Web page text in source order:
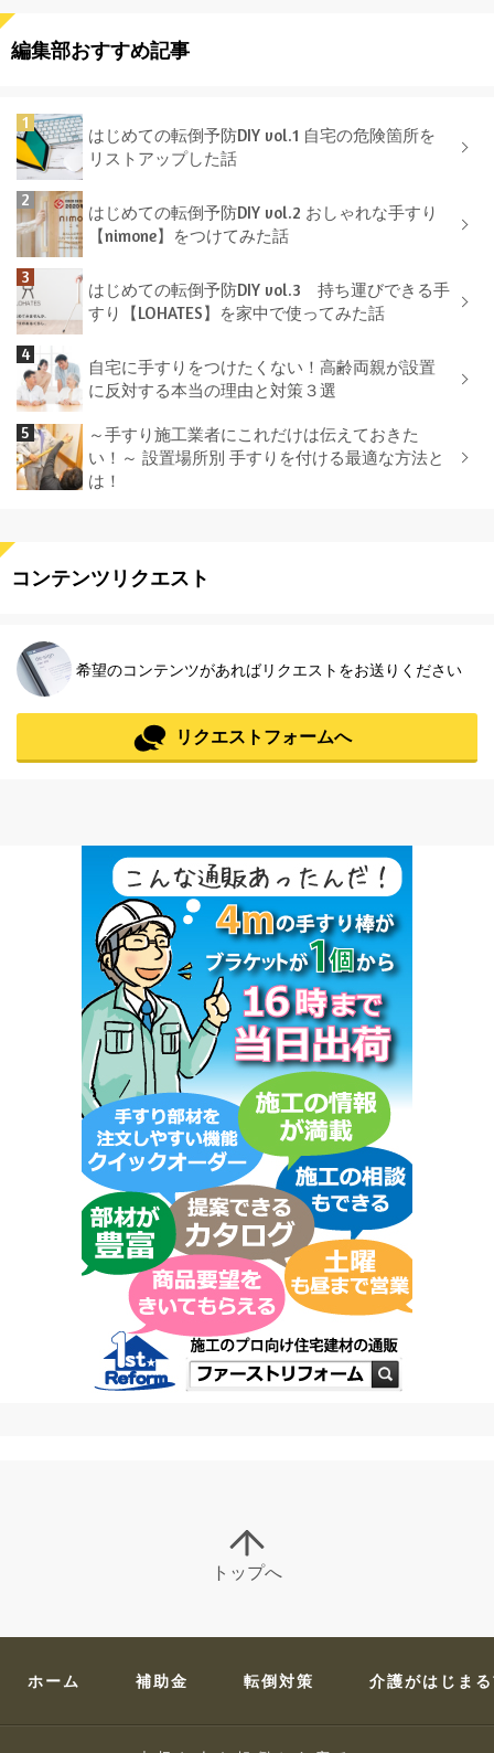
編集部おすすめ記事
はじめての転倒予防DIY vol.1 自宅の危険箇所を
リストアップした話
はじめての転倒予防DIY vol.2 おしゃれな手すり
【nimone】をつけてみた話
はじめての転倒予防DIY vol.3 持ち運びできる手
すり【LOHATES】を家中で使ってみた話
自宅に手すりをつけたくない！高齢両親が設置
に反対する本当の理由と対策３選
～手すり施工業者にこれだけは伝えておきた
い！～ 設置場所別 手すりを付ける最適な方法と
は！
コンテンツリクエスト
希望のコンテンツがあればリクエストをお送りください
リクエストフォームへ
トップへ
ホーム 補助金 転倒対策 介護がはじま